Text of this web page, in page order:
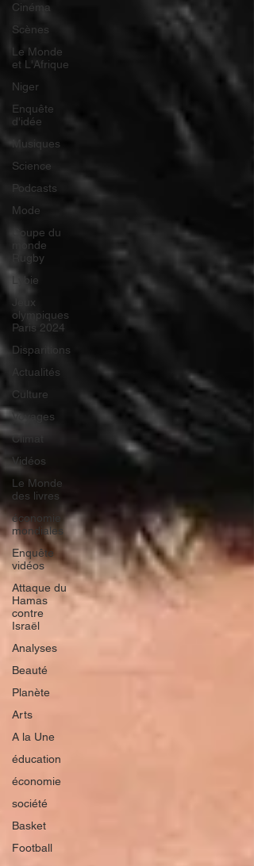
Cinéma
Scènes
Le Monde
et L'Afrique
Niger
Enquête
d'idée
Musiques
Science
Podcasts
Mode
Coupe du
monde
Rugby
Lybie
Jeux
olympiques
Paris 2024
Disparitions
Actualités
Culture
Voyages
Climat
Vidéos
Le Monde
des livres
économie
mondiales
Enquête
vidéos
Attaque du
Hamas
contre
Israël
Analyses
Beauté
Planète
Arts
A la Une
éducation
économie
société
Basket
Football